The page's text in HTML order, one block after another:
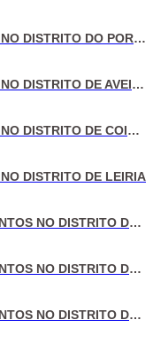
VENDA DE MORADIAS NO DISTRITO DO PORTO
VENDA DE MORADIAS NO DISTRITO DE AVEIRO
VENDA DE MORADIAS NO DISTRITO DE COIMBRA
DISTRITO DE LEIRIA
VENDA DE APARTAMENTOS NO DISTRITO DE LISBOA
VENDA DE APARTAMENTOS NO DISTRITO DO PORTO
VENDA DE APARTAMENTOS NO DISTRITO DE AVEIRO